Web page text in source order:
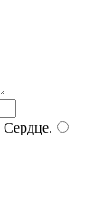
Сердце.